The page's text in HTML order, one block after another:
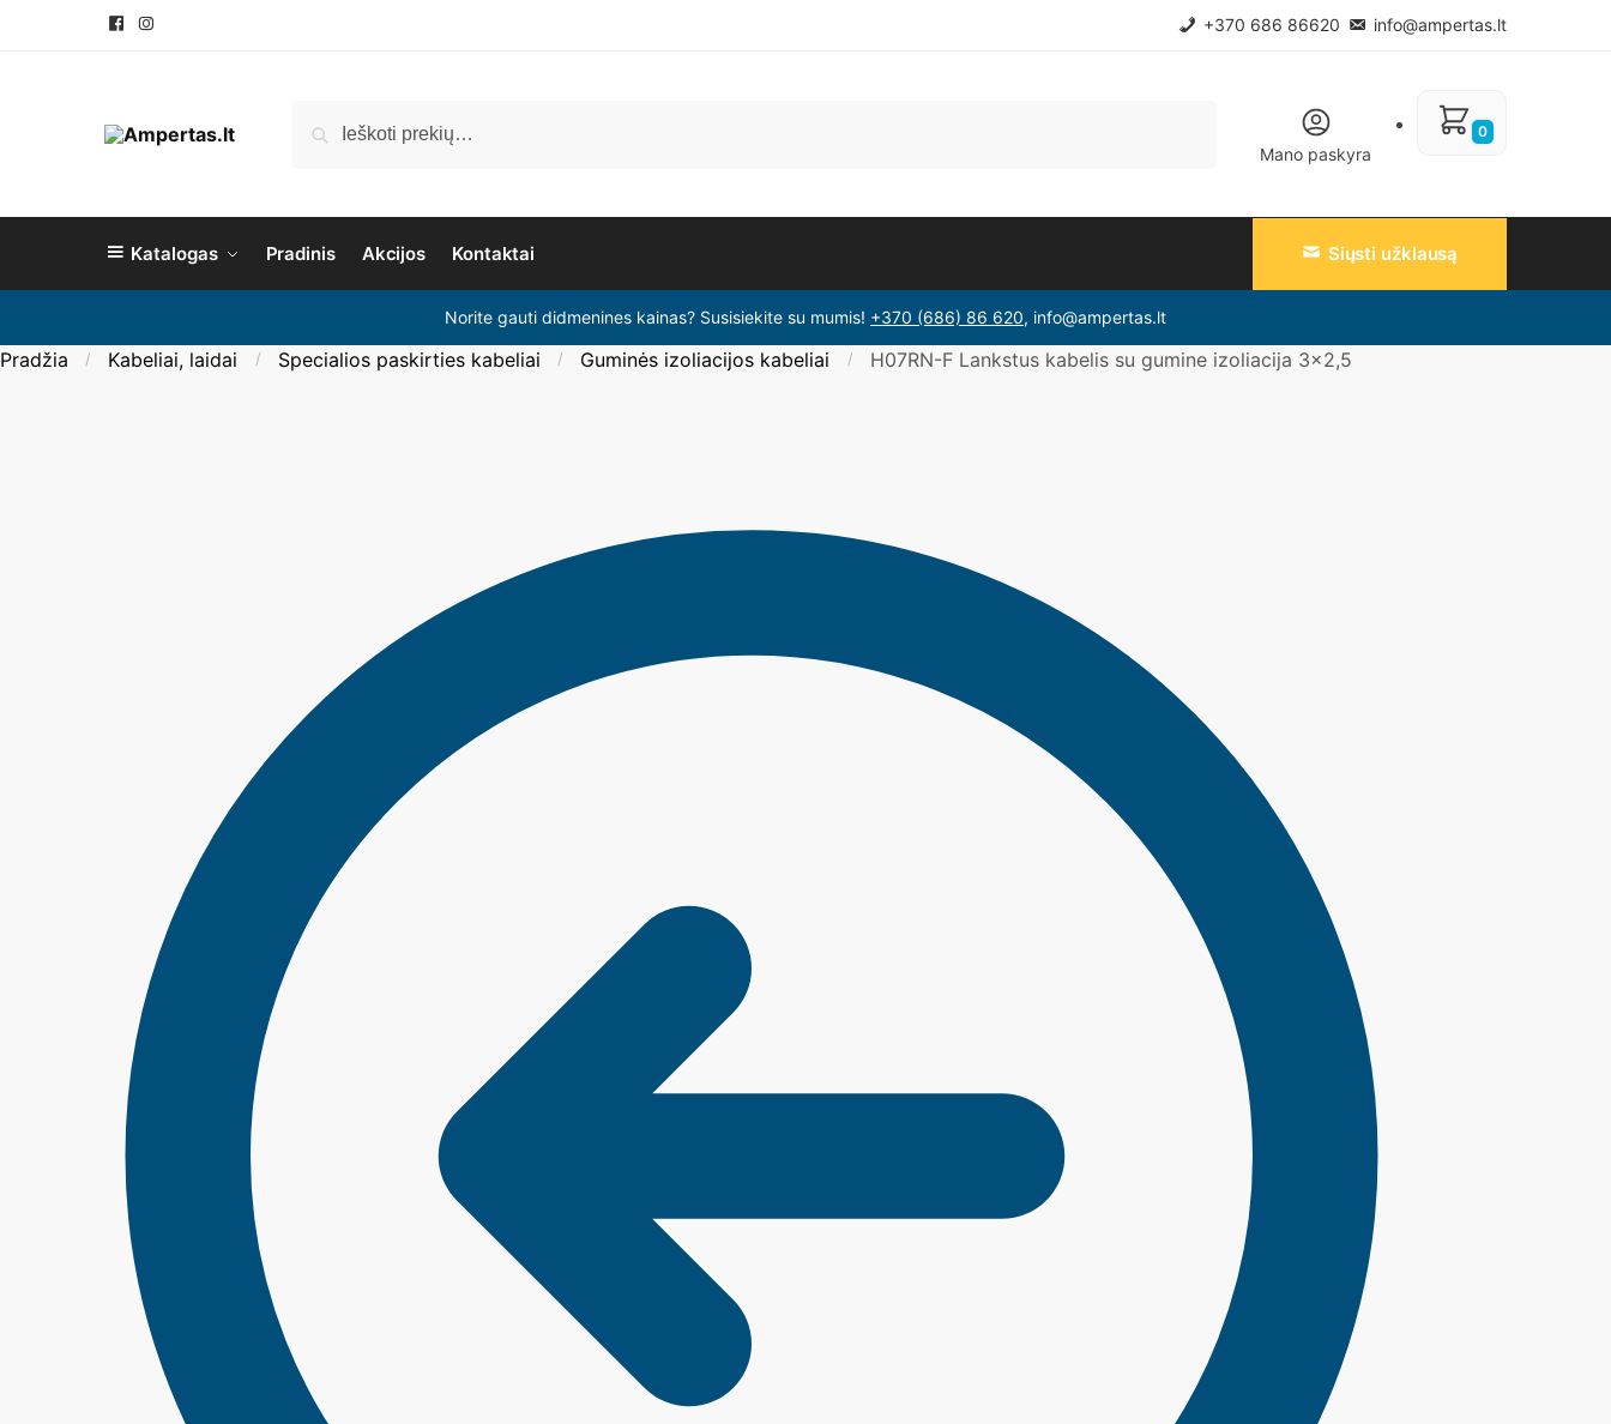
+370 686 86620 info@ampertas.lt
Mano paskyra
0
Katalogas Pradinis Akcijos Kontaktai Siųsti užklausą
Norite gauti didmenines kainas? Susisiekite su mumis! +370 (686) 86 620, info@ampertas.lt
Pradžia / Kabeliai, laidai / Specialios paskirties kabeliai / Guminės izoliacijos kabeliai / H07RN-F Lankstus kabelis su gumine izoliacija 3×2,5